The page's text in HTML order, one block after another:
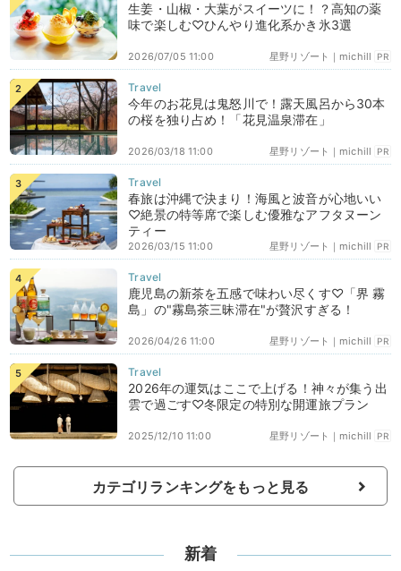
生姜・山椒・大葉がスイーツに！？高知の薬
味で楽しむ♡ひんやり進化系かき氷3選
星野リゾート｜michill PR
2026/07/05 11:00
今年のお花見は鬼怒川で！露天風呂から30本
の桜を独り占め！「花見温泉滞在」
星野リゾート｜michill PR
2026/03/18 11:00
春旅は沖縄で決まり！海風と波音が心地いい
♡絶景の特等席で楽しむ優雅なアフタヌーン
ティー
星野リゾート｜michill PR
2026/03/15 11:00
鹿児島の新茶を五感で味わい尽くす♡「界 霧
島」の"霧島茶三昧滞在"が贅沢すぎる！
星野リゾート｜michill PR
2026/04/26 11:00
2026年の運気はここで上げる！神々が集う出
雲で過ごす♡冬限定の特別な開運旅プラン
星野リゾート｜michill PR
2025/12/10 11:00
カテゴリランキングをもっと見る
新着